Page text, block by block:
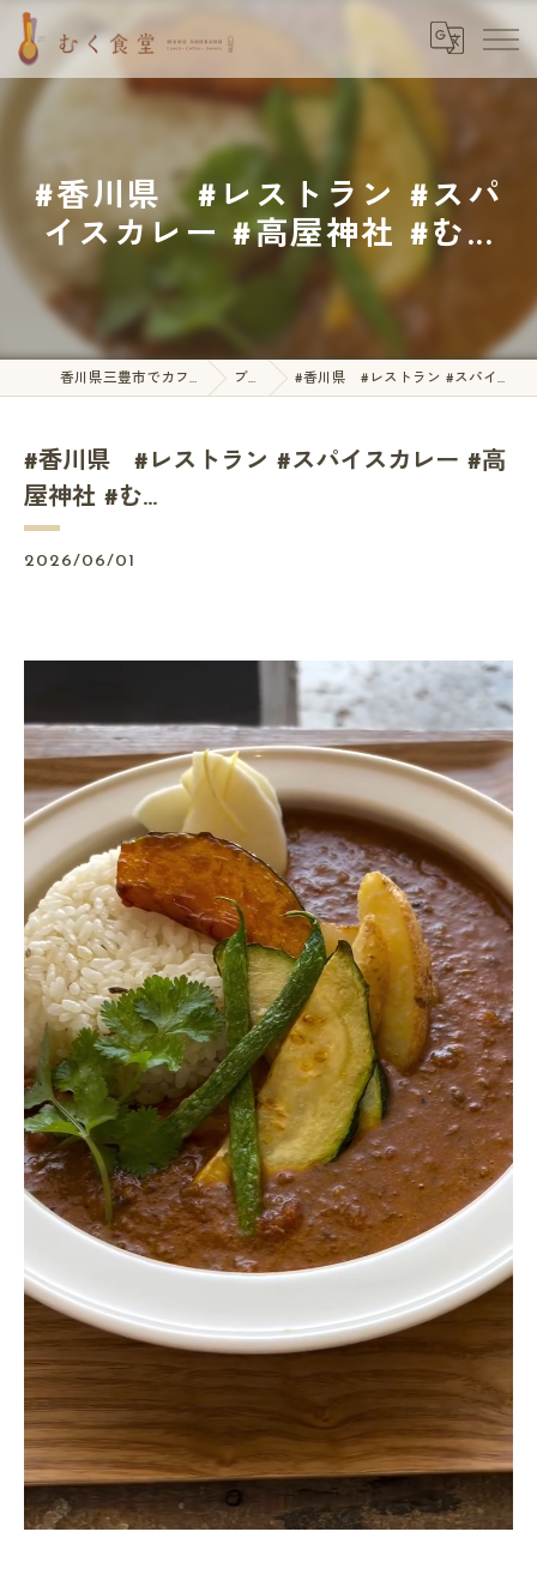
#香川県 #レストラン #スパ
イスカレー #高屋神社 #む...
香川県三豊市でカフェならむく食堂 ブログ #香川県 #レストラン #スパイスカレー #高屋神社 #む...
#香川県 #レストラン #スパイスカレー #高
屋神社 #む...
2026/06/01